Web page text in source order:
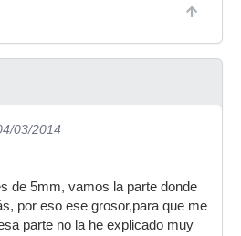
03/2014
de 5mm, vamos la parte donde
por eso ese grosor,para que me
parte no la he explicado muy